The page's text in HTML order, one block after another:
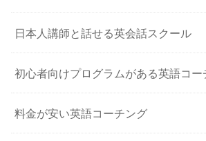
日本人講師と話せる英会話スクール
初心者向けプログラムがある英語コー
料金が安い英語コーチング